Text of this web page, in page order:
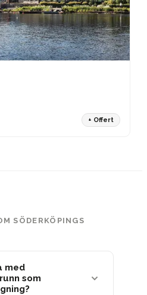
+ Offert
SÖDERKÖPINGS
med
som